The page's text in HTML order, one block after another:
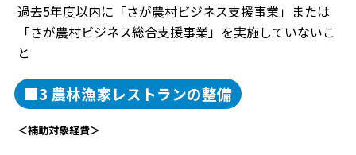
過去5年度以内に「さが農村ビジネス支援事業」または
「さが農村ビジネス総合支援事業」を実施していないこ
と
■3 農林漁家レストランの整備
＜補助対象経費＞